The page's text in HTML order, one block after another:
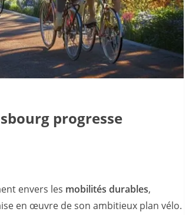
progresse
envers les mobilités durables,
en œuvre de son ambitieux plan vélo.